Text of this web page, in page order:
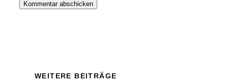
WEITERE BEITRÄGE